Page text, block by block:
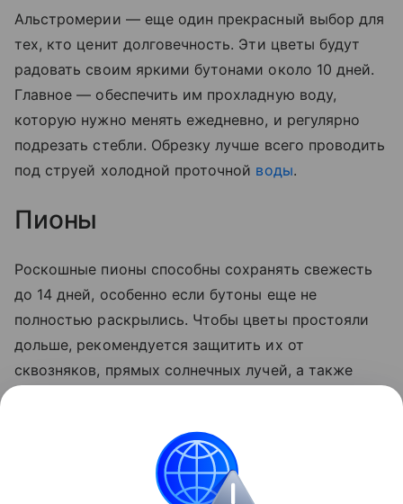
Альстромерии — еще один прекрасный выбор для
тех, кто ценит долговечность. Эти цветы будут
радовать своим яркими бутонами около 10 дней.
Главное — обеспечить им прохладную воду,
которую нужно менять ежедневно, и регулярно
подрезать стебли. Обрезку лучше всего проводить
под струей холодной проточной воды.
Пионы
Роскошные пионы способны сохранять свежесть
до 14 дней, особенно если бутоны еще не
полностью раскрылись. Чтобы цветы простояли
дольше, рекомендуется защитить их от
сквозняков, прямых солнечных лучей, а также
рекомендуется менять раз в два дня,
одновременно подрезая стебли.